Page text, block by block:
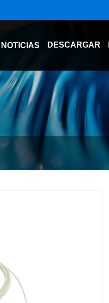
NOTICIAS DESCARGAR